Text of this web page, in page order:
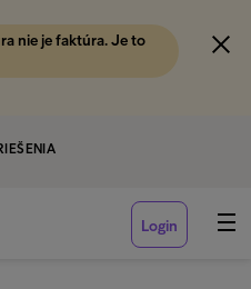
nie je faktúra. Je to
Login